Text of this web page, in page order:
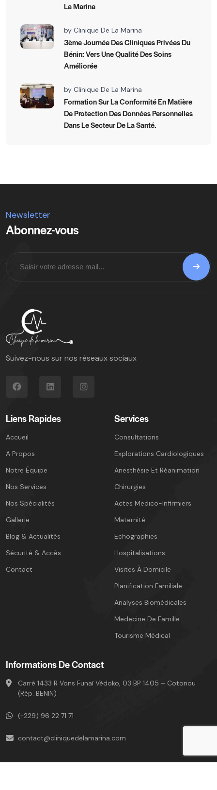
La Marina
by Clinique De La Marina
3ème Journée Des Cliniques Privées Du
Bénin: Vers Une Qualité Des Soins
Améliorée
by Clinique De La Marina
Formation Sur La Conformité En Matière
De Protection Des Données Personnelles
Dans Le Secteur De La Santé.
Newsletter
Abonnez-vous
Suivez-nous sur nos réseaux sociaux
Liens Rapides
Accueil
A Propos
Notre Équipe
Nos Services
Nos Spécialités
Gallerie
Blog & Actualités
Sécurité & Accès
Contact
Services
Consultations
Explorations Cardiologiques
Anesthésie Et Réanimation
Chirurgies
Actes Medico-Infirmiers
Maternité
Echographies
Hospitalisations
Visites À Domicile
Planification Familiale
Analyses Biomédicales
Medecine De Famille
Tourisme Médical
Informations De Contact
Carré 1433 R Vons Funaï Vèdoko, 03 BP 1405 – Cotonou
(Rép. BENIN)
(+229) 96 22 71 71
contact@cliniquedelamarina.com